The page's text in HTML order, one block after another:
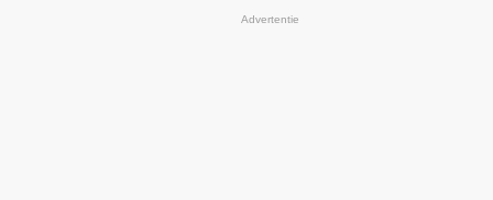
Advertentie